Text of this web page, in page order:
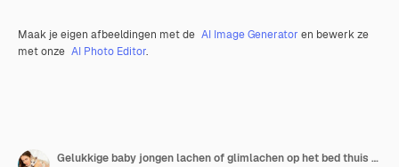
Maak je eigen afbeeldingen met de AI Image Generator en bewerk ze
met onze AI Photo Editor.
Gelukkige baby jongen lachen of glimlachen op het bed thuis vrolijke baby